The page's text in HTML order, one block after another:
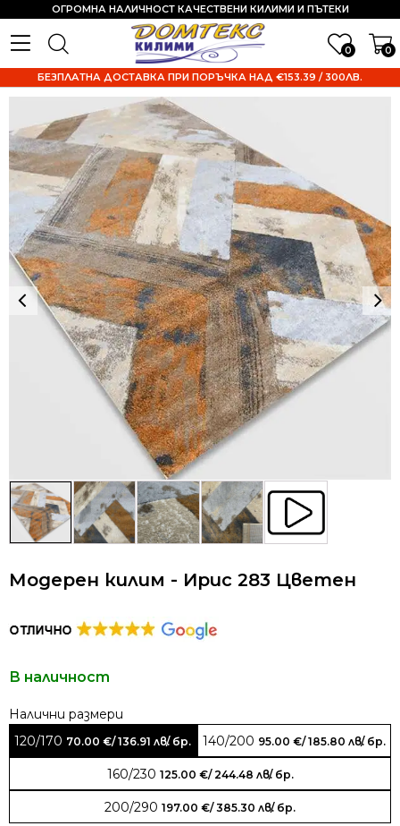
0 0
ОГРОМНА НАЛИЧНОСТ КАЧЕСТВЕНИ КИЛИМИ И ПЪТЕКИ
БЕЗПЛАТНА ДОСТАВКА ПРИ ПОРЪЧКА НАД €153.39 / 300ЛВ.
Модерен килим - Ирис 283 Цветен
В наличност
120/170 70.00€/ 136.91 лв./ бр. 140/200 95.00 €/ 185.80 лв./ бр.
160/230 125.00 €/ 244.48 лв./ бр.
200/290 197.00 €/ 385.30 лв./ бр.
Alternative: